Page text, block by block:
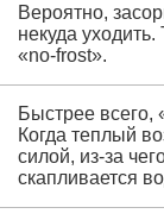
Вероятно,
некуда
«no-frost».
Быстрее всего,
Когда теплый
силой, из-за
скапливается